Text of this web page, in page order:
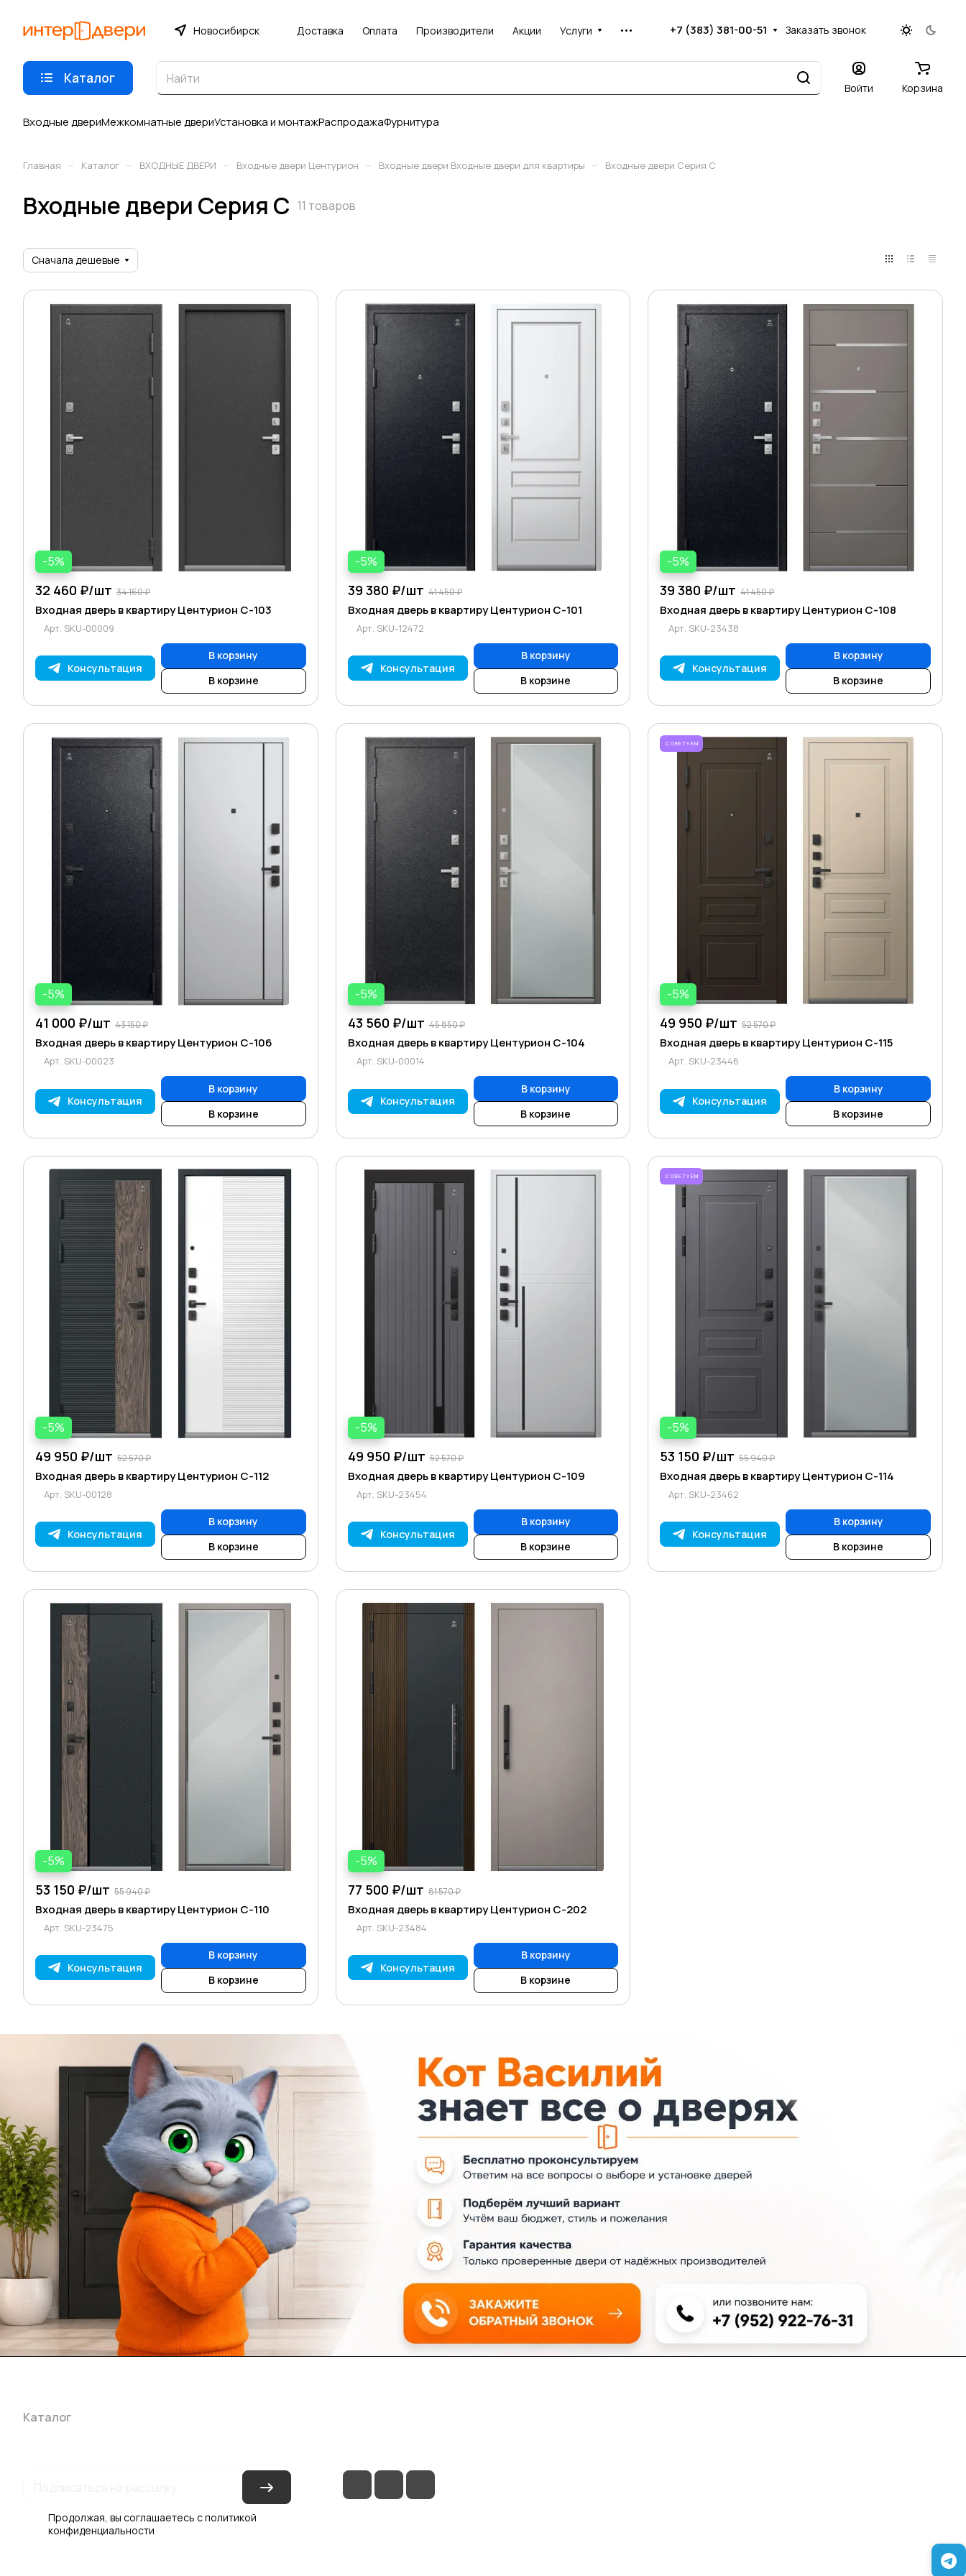
Новосибирск Доставка Оплата Производители Акции Услуги +7 (383) 381-00-51 Заказать звонок
Каталог
Войти Корзина
Входные двериМежкомнатные двериУстановка и монтажРаспродажаФурнитура
Главная – Каталог – ВХОДНЫЕ ДВЕРИ – Входные двери Центурион – Входные двери Входные двери для квартиры – Входные двери Серия C
Входные двери Серия C 11 товаров
Сначала дешевые
-5%
32 460 ₽/шт 34 160 ₽
Входная дверь в квартиру Центурион C-103
Арт. SKU-00009
Консультация
В корзину
В корзине
-5%
39 380 ₽/шт 41 450 ₽
Входная дверь в квартиру Центурион C-101
Арт. SKU-12472
Консультация
В корзину
В корзине
-5%
39 380 ₽/шт 41 450 ₽
Входная дверь в квартиру Центурион C-108
Арт. SKU-23438
Консультация
В корзину
В корзине
-5%
41 000 ₽/шт 43 150 ₽
Входная дверь в квартиру Центурион C-106
Арт. SKU-00023
Консультация
В корзину
В корзине
-5%
43 560 ₽/шт 45 850 ₽
Входная дверь в квартиру Центурион C-104
Арт. SKU-00014
Консультация
В корзину
В корзине
СОВЕТУЕМ
-5%
49 950 ₽/шт 52 570 ₽
Входная дверь в квартиру Центурион C-115
Арт. SKU-23446
Консультация
В корзину
В корзине
-5%
49 950 ₽/шт 52 570 ₽
Входная дверь в квартиру Центурион С-112
Арт. SKU-00128
Консультация
В корзину
В корзине
-5%
49 950 ₽/шт 52 570 ₽
Входная дверь в квартиру Центурион C-109
Арт. SKU-23454
Консультация
В корзину
В корзине
СОВЕТУЕМ
-5%
53 150 ₽/шт 55 940 ₽
Входная дверь в квартиру Центурион С-114
Арт. SKU-23462
Консультация
В корзину
В корзине
-5%
53 150 ₽/шт 55 940 ₽
Входная дверь в квартиру Центурион C-110
Арт. SKU-23475
Консультация
В корзину
В корзине
-5%
77 500 ₽/шт 81 570 ₽
Входная дверь в квартиру Центурион С-202
Арт. SKU-23484
Консультация
В корзину
В корзине
Каталог
Продолжая, вы соглашаетесь сполитикой
конфиденциальности